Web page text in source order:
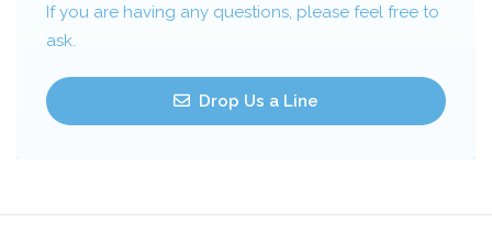
If you are having any questions, please feel free to
ask.
Drop Us a Line